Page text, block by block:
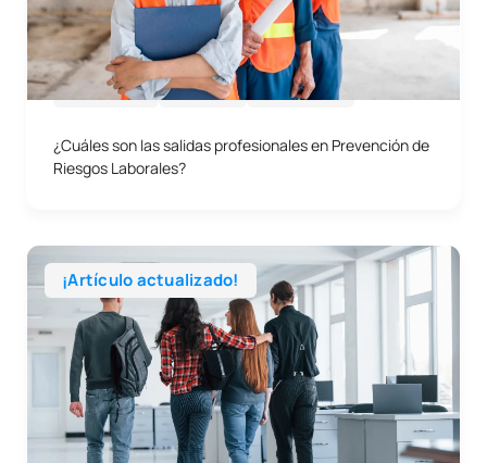
29/05/2026 Empresa Profesiones
¿Cuáles son las salidas profesionales en Prevención de
Riesgos Laborales?
¡Artículo actualizado!